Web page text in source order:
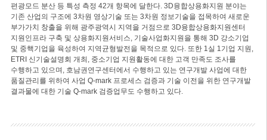
편광모드 분산 등 특성 측정 42개 항목에 달한다. 3D융합상용화지원 분야는
기존 산업의 구조에 3차원 영상기술 또는 3차원 정보기술을 접목하여 새로운
부가가치 창출을 위해 광주광역시 지역을 거점으로 3D융합상용화지원센터
지원인프라 구축 및 상용화지원서비스, 기술사업화지원을 통해 3D 강소기업
및 중핵기업을 육성하여 지역균형발전을 목적으로 있다. 또한 1실 1기업 지원,
ETRI 신기술설명회 개최, 중소기업 지원활동에 대한 고객 만족도 조사를
수행하고 있으며, 호남권연구센터에서 수행하고 있는 연구개발 사업에 대한
품질관리를 위하여 사업 Q-mark 프로세스 검증과 기술 이전을 위한 연구개발
결과물에 대한 기술 Q-mark 검증업무도 수행하고 있다.